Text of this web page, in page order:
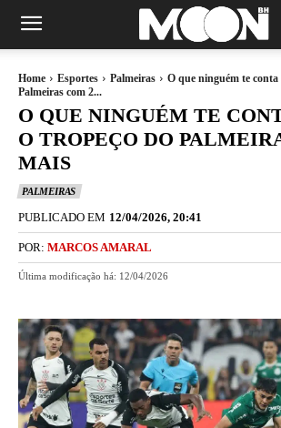
Home Esportes Palmeiras
O que ninguém te
Palmeiras com 2...
O QUE NINGUÉM TE
O TROPEÇO DO
MAIS
PALMEIRAS
PUBLICADO EM 12/04/2026, 20:41
POR: MARCOS AMARAL
Última modificação há: 12/04/2026